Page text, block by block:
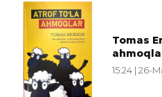
Tomas
15:24 | 26-